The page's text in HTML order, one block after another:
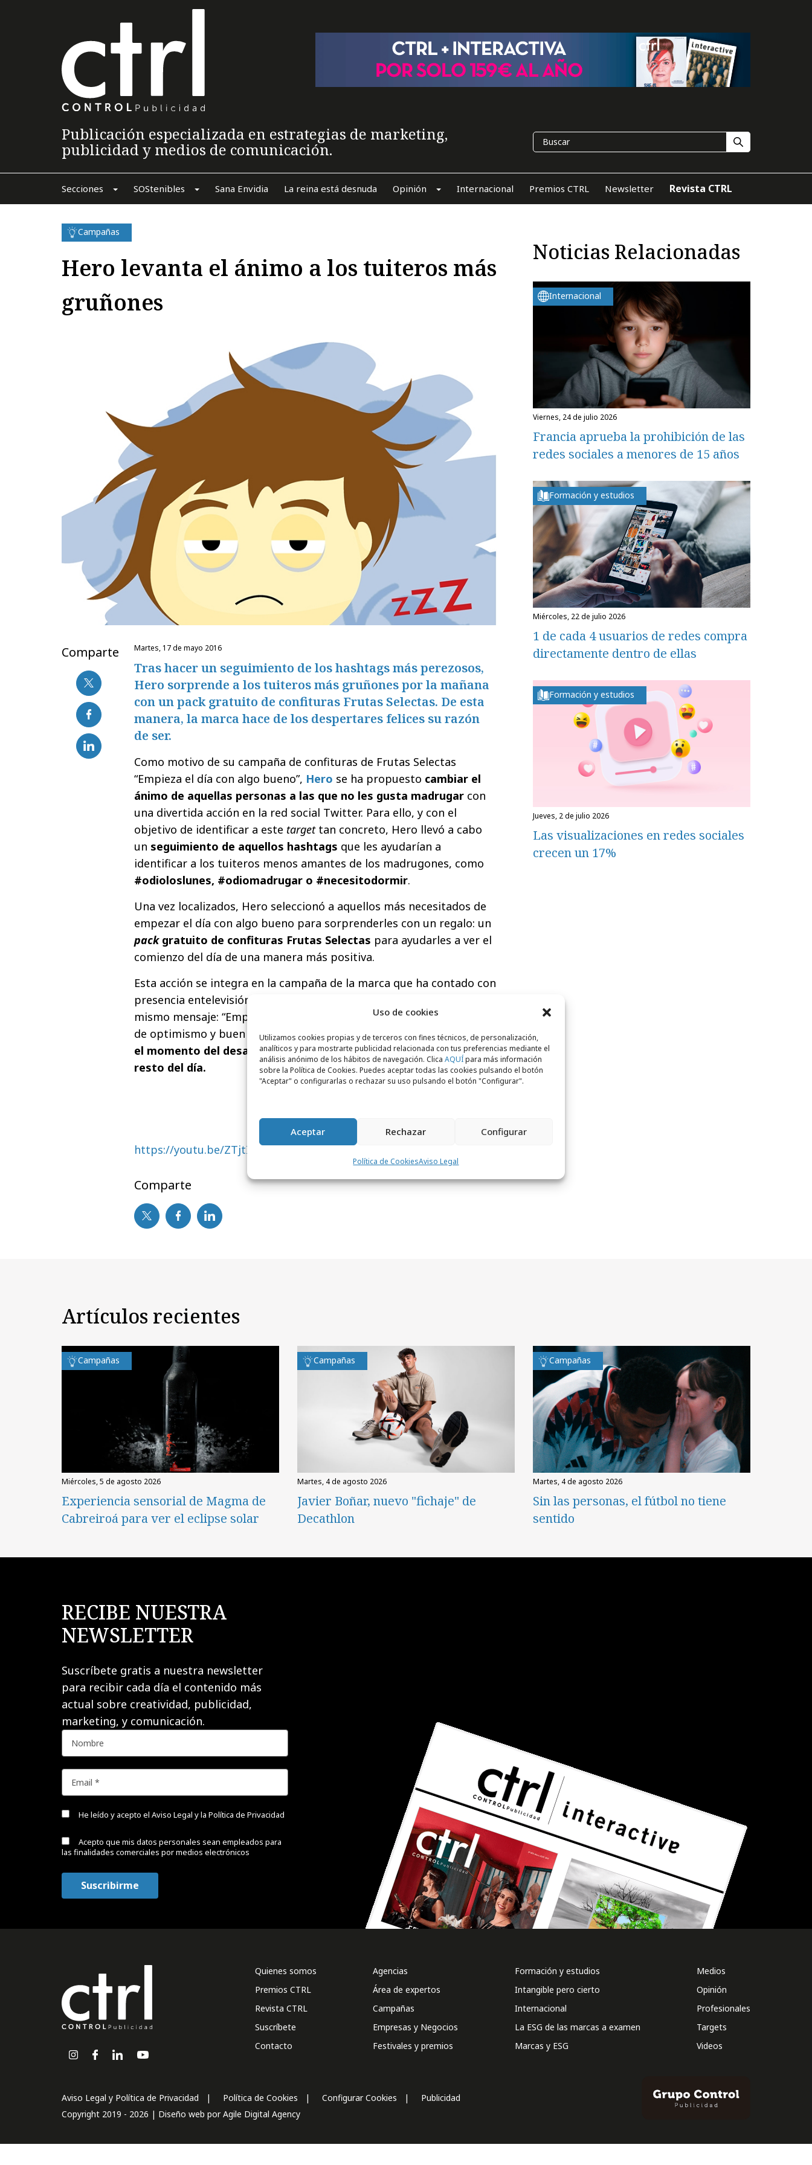
Uso de cookies
Utilizamos cookies propias y de terceros con fines técnicos, de personalización,
analíticos y para mostrarte publicidad relacionada con tus preferencias mediante el
análisis anónimo de los hábitos de navegación. Clica AQUÍpara más información
sobre la Política de Cookies. Puedes aceptar todas las cookies pulsando el botón
"Aceptar" o configurarlas o rechazar su uso pulsando el botón "Configurar".
Aceptar Rechazar Configurar
Política de CookiesAviso Legal
Publicación especializada en estrategias de marketing,
publicidad y medios de comunicación.
Secciones SOStenibles Sana Envidia La reina está desnuda Opinión Internacional Premios CTRL Newsletter Revista CTRL
Campañas
Hero levanta el ánimo a los tuiteros más
gruñones
Comparte martes, 17 de mayo 2016
Tras hacer un seguimiento de los hashtags más perezosos,
Hero sorprende a los tuiteros más gruñones por la mañana
con un pack gratuito de confituras Frutas Selectas. De esta
manera, la marca hace de los despertares felices su razón
de ser.
Como motivo de su campaña de confituras de Frutas Selectas
“Empieza el día con algo bueno”, Hero se ha propuesto cambiar el
ánimo de aquellas personas a las que no les gusta madrugar con
una divertida acción en la red social Twitter. Para ello, y con el
objetivo de identificar a este targettan concreto, Hero llevó a cabo
un seguimiento de aquellos hashtags que les ayudarían a
identificar a los tuiteros menos amantes de los madrugones, como
#odioloslunes, #odiomadrugar o #necesitodormir.
Una vez localizados, Hero seleccionó a aquellos más necesitados de
empezar el día con algo bueno para sorprenderles con un regalo: un
pack gratuito de confituras Frutas Selectas para ayudarles a ver el
comienzo del día de una manera más positiva.
Esta acción se integra en la campaña de la marca que ha contado con
presencia entelevisión, formatos digitales y punto de venta bajo un
mismo mensaje: “Empieza tu día con algo bueno”, un mensaje lleno
de optimismo y buen rollo con el que la marca pretendeconquistar
el momento del desayuno y afrontar con positividad y energía el
resto del día.
https://youtu.be/ZTjtIDYORKU
Comparte
Noticias Relacionadas
Internacional
viernes, 24 de julio 2026
Francia aprueba la prohibición de las
redes sociales a menores de 15 años
Formación y estudios
miércoles, 22 de julio 2026
1 de cada 4 usuarios de redes compra
directamente dentro de ellas
Formación y estudios
jueves, 2 de julio 2026
Las visualizaciones en redes sociales
crecen un 17%
Artículos recientes
Campañas
miércoles, 5 de agosto 2026
Experiencia sensorial de Magma de
Cabreiroá para ver el eclipse solar
Campañas
martes, 4 de agosto 2026
Javier Boñar, nuevo "fichaje" de
Decathlon
Campañas
martes, 4 de agosto 2026
Sin las personas, el fútbol no tiene
sentido
RECIBE NUESTRA
NEWSLETTER
Suscríbete gratis a nuestra newsletter
para recibir cada día el contenido más
actual sobre creatividad, publicidad,
marketing, y comunicación.
He leído y acepto el Aviso Legal y la Política de Privacidad
Acepto que mis datos personales sean empleados para
las finalidades comerciales por medios electrónicos
Quienes somos
Premios CTRL
Revista CTRL
Suscríbete
Contacto
Agencias
Área de expertos
Campañas
Empresas y Negocios
Festivales y premios
Formación y estudios
Intangible pero cierto
Internacional
La ESG de las marcas a examen
Marcas y ESG
Medios
Opinión
Profesionales
Targets
Videos
Aviso Legal y Política de Privacidad Política de Cookies Configurar Cookies
Publicidad
Copyright 2019 - 2026 | Diseño web porAgile Digital Agency